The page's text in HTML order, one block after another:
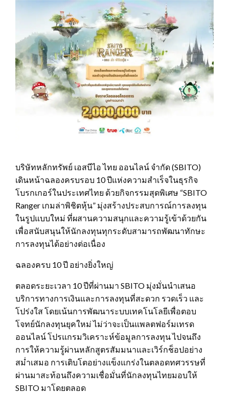
บริษัทหลักทรัพย์ เอสบีไอ ไทย ออนไลน์ จำกัด (SBITO)
เดินหน้าฉลองครบรอบ 10 ปีแห่งความสำเร็จในธุรกิจ
โบรกเกอร์ในประเทศไทย ด้วยกิจกรรมสุดพิเศษ “SBITO
Ranger เกมล่าพิชิตหุ้น” มุ่งสร้างประสบการณ์การลงทุน
ในรูปแบบใหม่ ที่ผสานความสนุกและความรู้เข้าด้วยกัน
เพื่อสนับสนุนให้นักลงทุนทุกระดับสามารถพัฒนาทักษะ
การลงทุนได้อย่างต่อเนื่อง
ฉลองครบ 10 ปี อย่างยิ่งใหญ่
ตลอดระยะเวลา 10 ปีที่ผ่านมา SBITO มุ่งมั่นนำเสนอ
บริการทางการเงินและการลงทุนที่สะดวก รวดเร็ว และ
โปร่งใส โดยเน้นการพัฒนาระบบเทคโนโลยีเพื่อตอบ
โจทย์นักลงทุนยุคใหม่ ไม่ว่าจะเป็นแพลตฟอร์มเทรด
ออนไลน์ โปรแกรมวิเคราะห์ข้อมูลการลงทุน ไปจนถึง
การให้ความรู้ผ่านหลักสูตรสัมมนาและเวิร์กช็อปอย่าง
สม่ำเสมอ การเติบโตอย่างแข็งแกร่งในตลอดทศวรรษที่
ผ่านมาสะท้อนถึงความเชื่อมั่นที่นักลงทุนไทยมอบให้
SBITO มาโดยตลอด